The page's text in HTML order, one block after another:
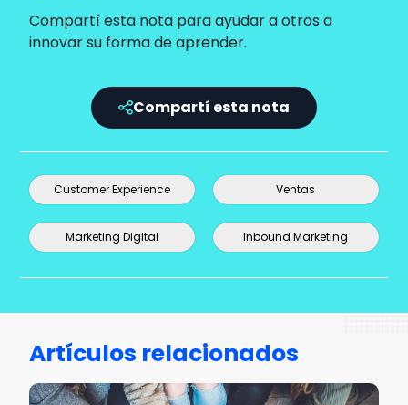
Compartí esta nota para ayudar a otros a
innovar su forma de aprender.
Compartí esta nota
Customer Experience Ventas
Marketing Digital Inbound Marketing
Artículos relacionados